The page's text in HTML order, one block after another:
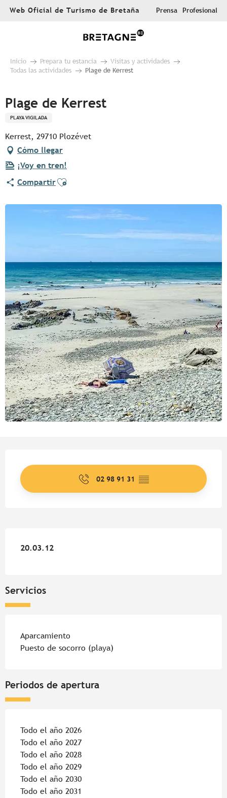
AllerWeb Oficial de Turismo de Bretaña Prensa Profesional
Inicio Prepara tu estancia
Visitas y actividades
Todas las actividades
Plage de Kerrest
Plage de Kerrest
PLAYA VIGILADA
Kerrest, 29710 Plozévet
Cómo llegar
¡Voy en tren!
CompartirAjouter aux favoris
02 98 91 31 ▒▒
20.03.12
20.03.12
Servicios
Aparcamiento
Puesto de socorro (playa)
Periodos de apertura
Todo el año 2026
Todo el año 2027
Todo el año 2028
Todo el año 2029
Todo el año 2030
Todo el año 2031